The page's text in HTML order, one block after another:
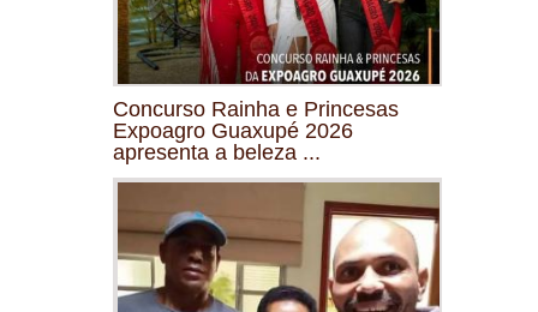
Concurso Rainha e Princesas
Expoagro Guaxupé 2026
apresenta a beleza ...